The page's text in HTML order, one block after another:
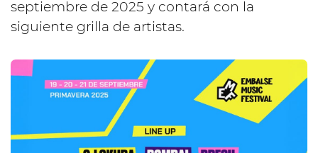
septiembre de 2025 y contará con la
siguiente grilla de artistas.